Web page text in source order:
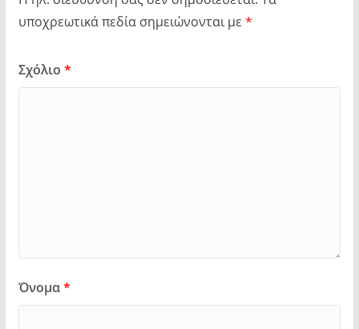
υποχρεωτικά πεδία σημειώνονται με *
Σχόλιο *
Όνομα*